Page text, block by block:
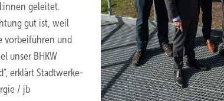
geleitet.
gut ist, weil
vorbeiführen und
unser BHKW
erklärt Stadtwerke-
/ jb